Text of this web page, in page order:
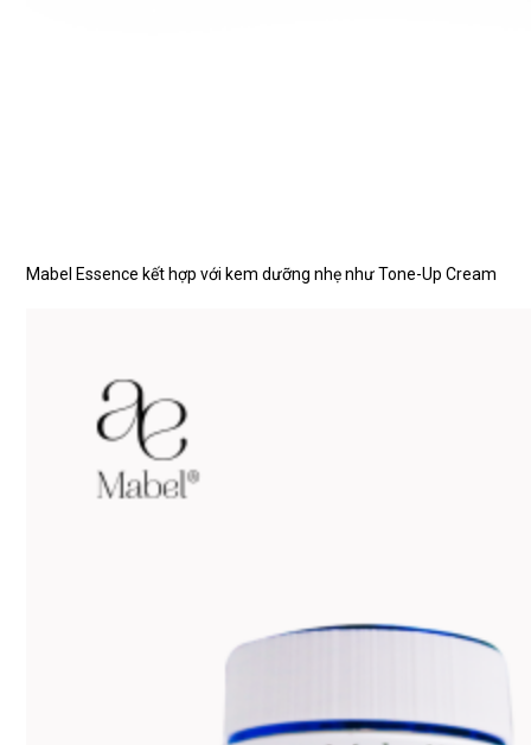
Mabel Essence kết hợp với kem dưỡng nhẹ như Tone-Up Cream